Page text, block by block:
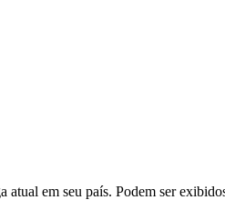
em seu país. Podem ser